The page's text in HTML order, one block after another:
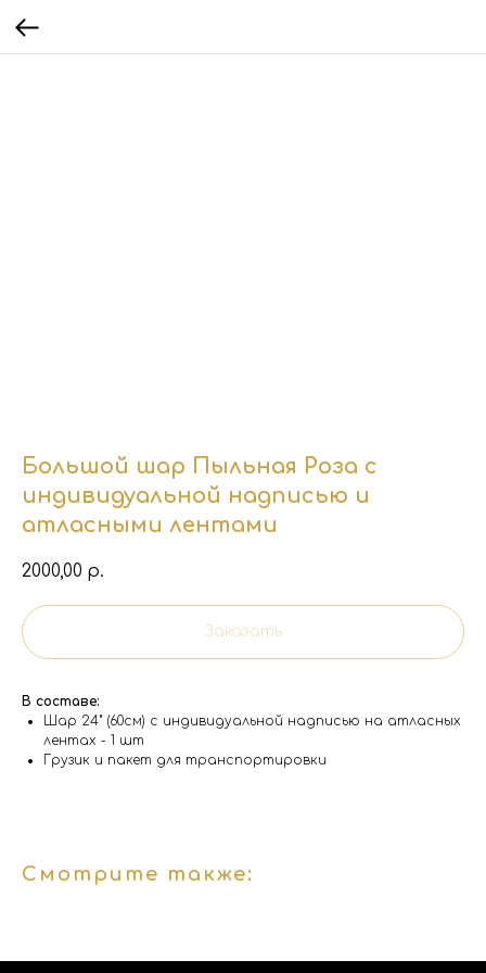
Большой шар Пыльная Роза с
индивидуальной надписью и
атласными лентами
2000,00 р.
Заказать
В составе:
Шар 24" (60см) с индивидуальной надписью на атласных
лентах - 1 шт
Грузик и пакет для транспортировки
Смотрите также: